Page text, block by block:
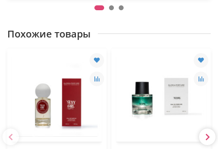
Похожие товары